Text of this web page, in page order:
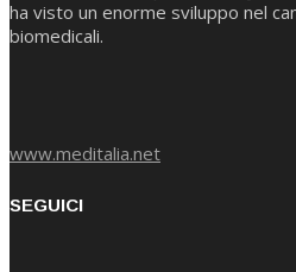
ha visto un enorme sviluppo nel
biomedicali.
www.meditalia.net
SEGUICI